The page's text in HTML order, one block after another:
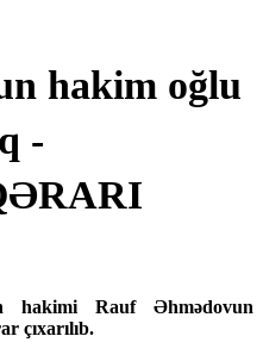
hakim oğlu
-
hakimi Rauf Əhmədovun
çıxarılıb.